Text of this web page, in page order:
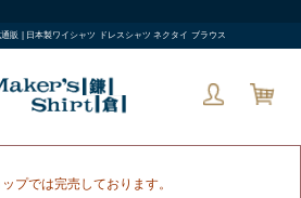
通販 | 日本製ワイシャツ ドレスシャツ ネクタイ ブラウス
プでは完売しております。